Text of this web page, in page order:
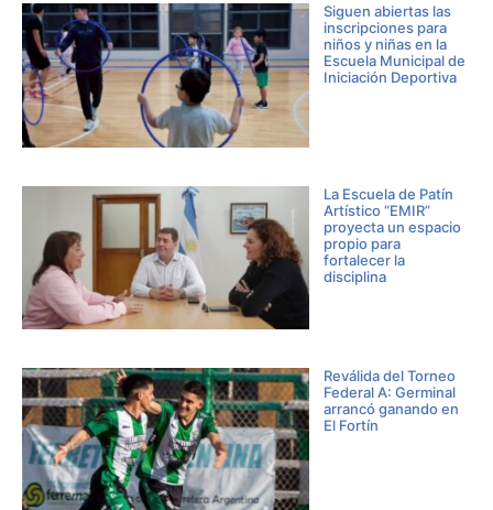
Siguen abiertas las
inscripciones para
niños y niñas en la
Escuela Municipal de
Iniciación Deportiva
La Escuela de Patín
Artístico “EMIR”
proyecta un espacio
propio para
fortalecer la
disciplina
Reválida del Torneo
Federal A: Germinal
arrancó ganando en
El Fortín